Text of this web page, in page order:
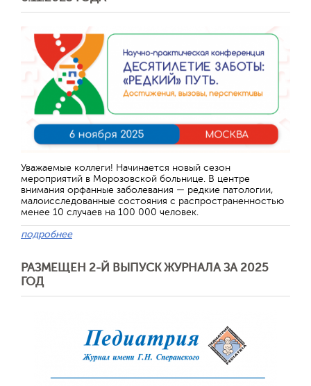
Уважаемые коллеги! Начинается новый сезон
мероприятий в Морозовской больнице. В центре
внимания орфанные заболевания — редкие патологии,
малоисследованные состояния с распространенностью
менее 10 случаев на 100 000 человек.
подробнее
РАЗМЕЩЕН 2-Й ВЫПУСК ЖУРНАЛА ЗА 2025
ГОД
Отправить